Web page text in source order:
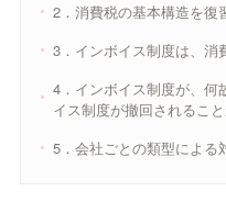
2．消費税の基本構造を復
3．インボイス制度は、消
4．インボイス制度が、何
イス制度が撤回されるこ
5．会社ごとの類型による